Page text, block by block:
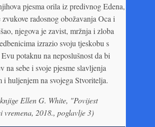
pjesma orila iz predivnog Edena,
zvukove radosnog obožavanja Oca i
njegova je zavist, mržnja i zloba
izrazio svoju tjeskobu s
potaknu na neposlušnost da bi
na sebe i svoje pjesme slavljenja
huljenjem na svojega Stvoritelja.
Ellen G. White, "Povijest
vremena, 2018., poglavlje 3)